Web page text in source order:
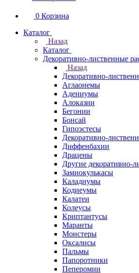
0 Корзина
Каталог
Назад
Каталог
Декоративно-лиственные
Назад
Декоративно-
Аглаонемы
Адениумы
Алоказии
Бегонии
Бонсай
Гипоэстесы
Декоративно-
Диффенбахии
Драцены
Другие декоративно-
Замиокулькасы
Каладиумы
Кодиеумы
Калатеи
Колеусы
Криптантусы
Маранты
Монстеры
Оксалисы
Пальмы
Папоротники
Пеперомии